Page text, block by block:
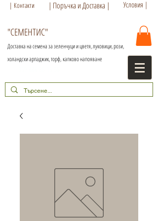
| Контакти | Поръчка и Доставка | Условия |
"СЕМЕНТИС"
Доставка на семена за зеленчуци и цветя, луковици, рози,
холандски арпаджик, торф,капково напояване